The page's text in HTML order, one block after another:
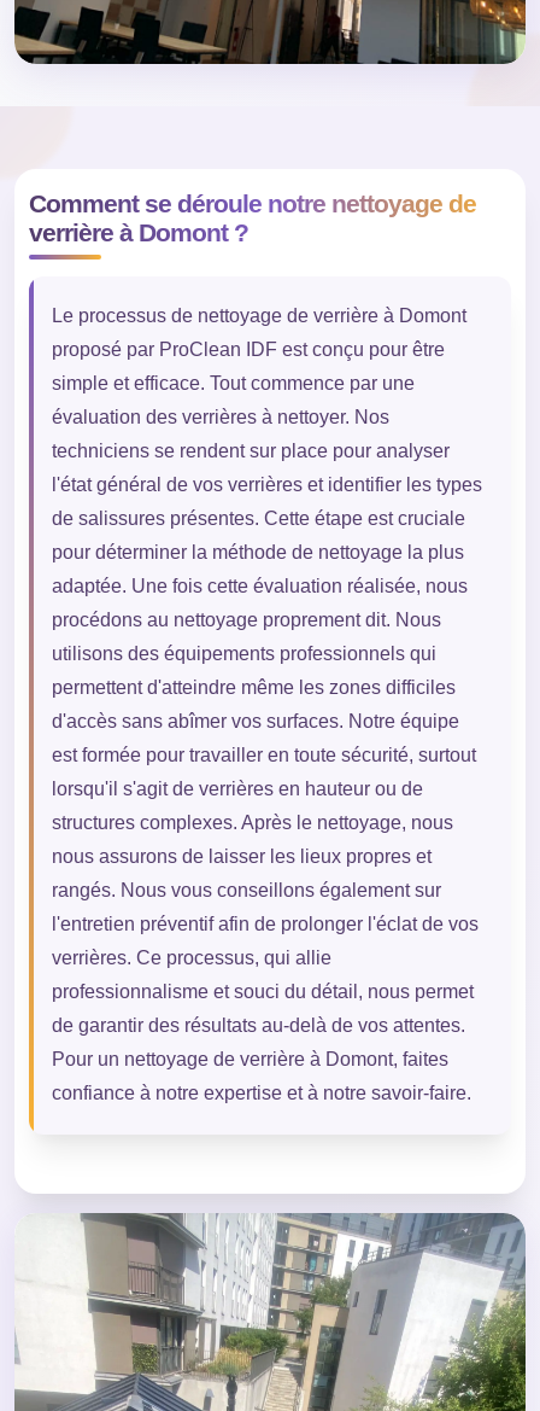
Comment se déroule notre nettoyage de
verrière à Domont ?
Le processus de nettoyage de verrière à Domont
proposé par ProClean IDF est conçu pour être
simple et efficace. Tout commence par une
évaluation des verrières à nettoyer. Nos
techniciens se rendent sur place pour analyser
l'état général de vos verrières et identifier les types
de salissures présentes. Cette étape est cruciale
pour déterminer la méthode de nettoyage la plus
adaptée. Une fois cette évaluation réalisée, nous
procédons au nettoyage proprement dit. Nous
utilisons des équipements professionnels qui
permettent d'atteindre même les zones difficiles
d'accès sans abîmer vos surfaces. Notre équipe
est formée pour travailler en toute sécurité, surtout
lorsqu'il s'agit de verrières en hauteur ou de
structures complexes. Après le nettoyage, nous
nous assurons de laisser les lieux propres et
rangés. Nous vous conseillons également sur
l'entretien préventif afin de prolonger l'éclat de vos
verrières. Ce processus, qui allie
professionnalisme et souci du détail, nous permet
de garantir des résultats au-delà de vos attentes.
Pour un nettoyage de verrière à Domont, faites
confiance à notre expertise et à notre savoir-faire.